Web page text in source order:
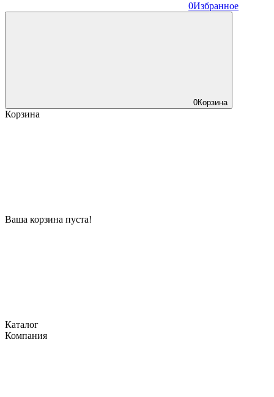
0Избранное
0Корзина
Корзина
Ваша корзина пуста!
Каталог
Компания